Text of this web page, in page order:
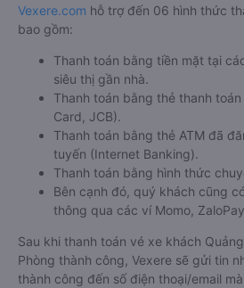
Vexere.com hỗ trợ đến 06 hình thức
bao gồm:
Thanh toán bằng tiền mặt tại
siêu thị gần nhà.
Thanh toán bằng thẻ thanh
Card, JCB).
Thanh toán bằng thẻ ATM đã
tuyến (Internet Banking).
Thanh toán bằng hình thức
Bên cạnh đó, quý khách cũng
thông qua các ví Momo,
Sau khi thanh toán vé xe khách
Phòng thành công, Vexere sẽ gửi tin
thành công đến số điện thoại/email